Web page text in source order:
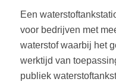
Een
voor bedrijven met
waterstof waarbij het
werktijd van
publiek